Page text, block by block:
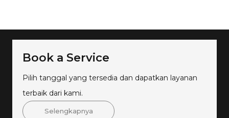
Book a Service
Pilih tanggal yang tersedia dan dapatkan layanan
terbaik dari kami.
Selengkapnya